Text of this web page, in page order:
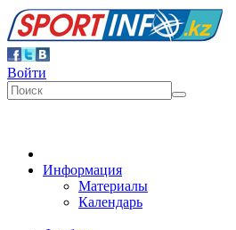
Войти
Информация
Материалы
Календарь